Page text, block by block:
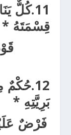
11. كُلٌّ
قِسْمَتَهُ *
12. حُكْمٌ
بَرِيَّتِهِ *
فَرْضٌ